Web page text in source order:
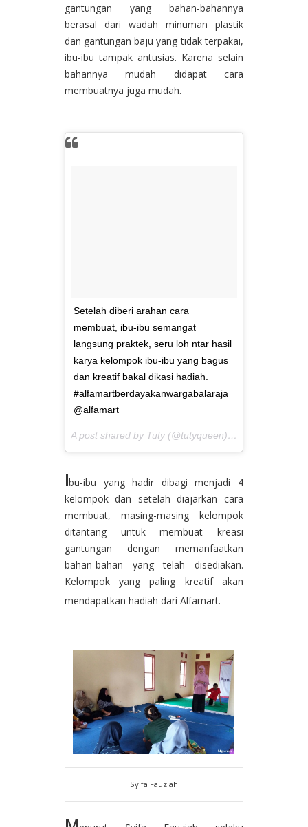
gantungan yang bahan-bahannya
berasal dari wadah minuman plastik
dan gantungan baju yang tidak terpakai,
ibu-ibu tampak antusias. Karena selain
bahannya mudah didapat cara
membuatnya juga mudah.
Setelah diberi arahan cara
membuat, ibu-ibu semangat
langsung praktek, seru loh ntar hasil
karya kelompok ibu-ibu yang bagus
dan kreatif bakal dikasi hadiah.
#alfamartberdayakanwargabalaraja
@alfamart
A post shared by Tuty (@tutyqueen) on
Ibu-ibu yang hadir dibagi menjadi 4
kelompok dan setelah diajarkan cara
membuat, masing-masing kelompok
ditantang untuk membuat kreasi
gantungan dengan memanfaatkan
bahan-bahan yang telah disediakan.
Kelompok yang paling kreatif akan
mendapatkan hadiah dari Alfamart.
Syifa Fauziah